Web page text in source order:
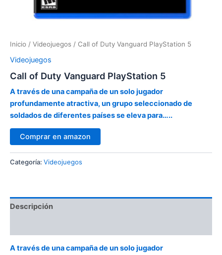
Inicio / Videojuegos / Call of Duty Vanguard PlayStation 5
Videojuegos
Call of Duty Vanguard PlayStation 5
A través de una campaña de un solo jugador
profundamente atractiva, un grupo seleccionado de
soldados de diferentes países se eleva para…..
Comprar en amazon
Categoría: Videojuegos
Descripción
A través de una campaña de un solo jugador